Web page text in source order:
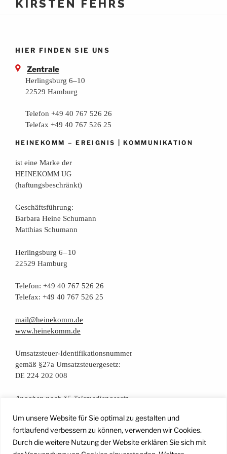
Um unsere Website für Sie optimal zu gestalten und
fortlaufend verbessern zu können, verwenden wir Cookies.
Durch die weitere Nutzung der Website erklären Sie sich mit
KIRSTEN FEHRS
HIER FINDEN SIE UNS
Zentrale
Herlingsburg 6–10
22529 Hamburg
Telefon +49 40 767 526 26
Telefax +49 40 767 526 25
HEINEKOMM –EREIGNIS |KOMMUNIKATION
ist eine Mar­ke der
HEINEKOMM UG
(haf­tungs­be­schränkt)
Geschäfts­füh­rung:
Bar­ba­ra Hei­ne Schumann
Mat­thi­as Schumann
Her­lings­burg 6 – 10
22529 Hamburg
Tele­fon: +49 40 767 526 26
Tele­fax: +49 40 767 526 25
mail@heinekomm.de
www.heinekomm.de
Umsatz­steu­er-Iden­ti­fi­ka­ti­ons­num­mer
gemäß §27a Umsatzsteuergesetz:
DE 224 202 008
Anga­ben nach §5 Telemediengesetz
Daten­schutz­er­klä­rung